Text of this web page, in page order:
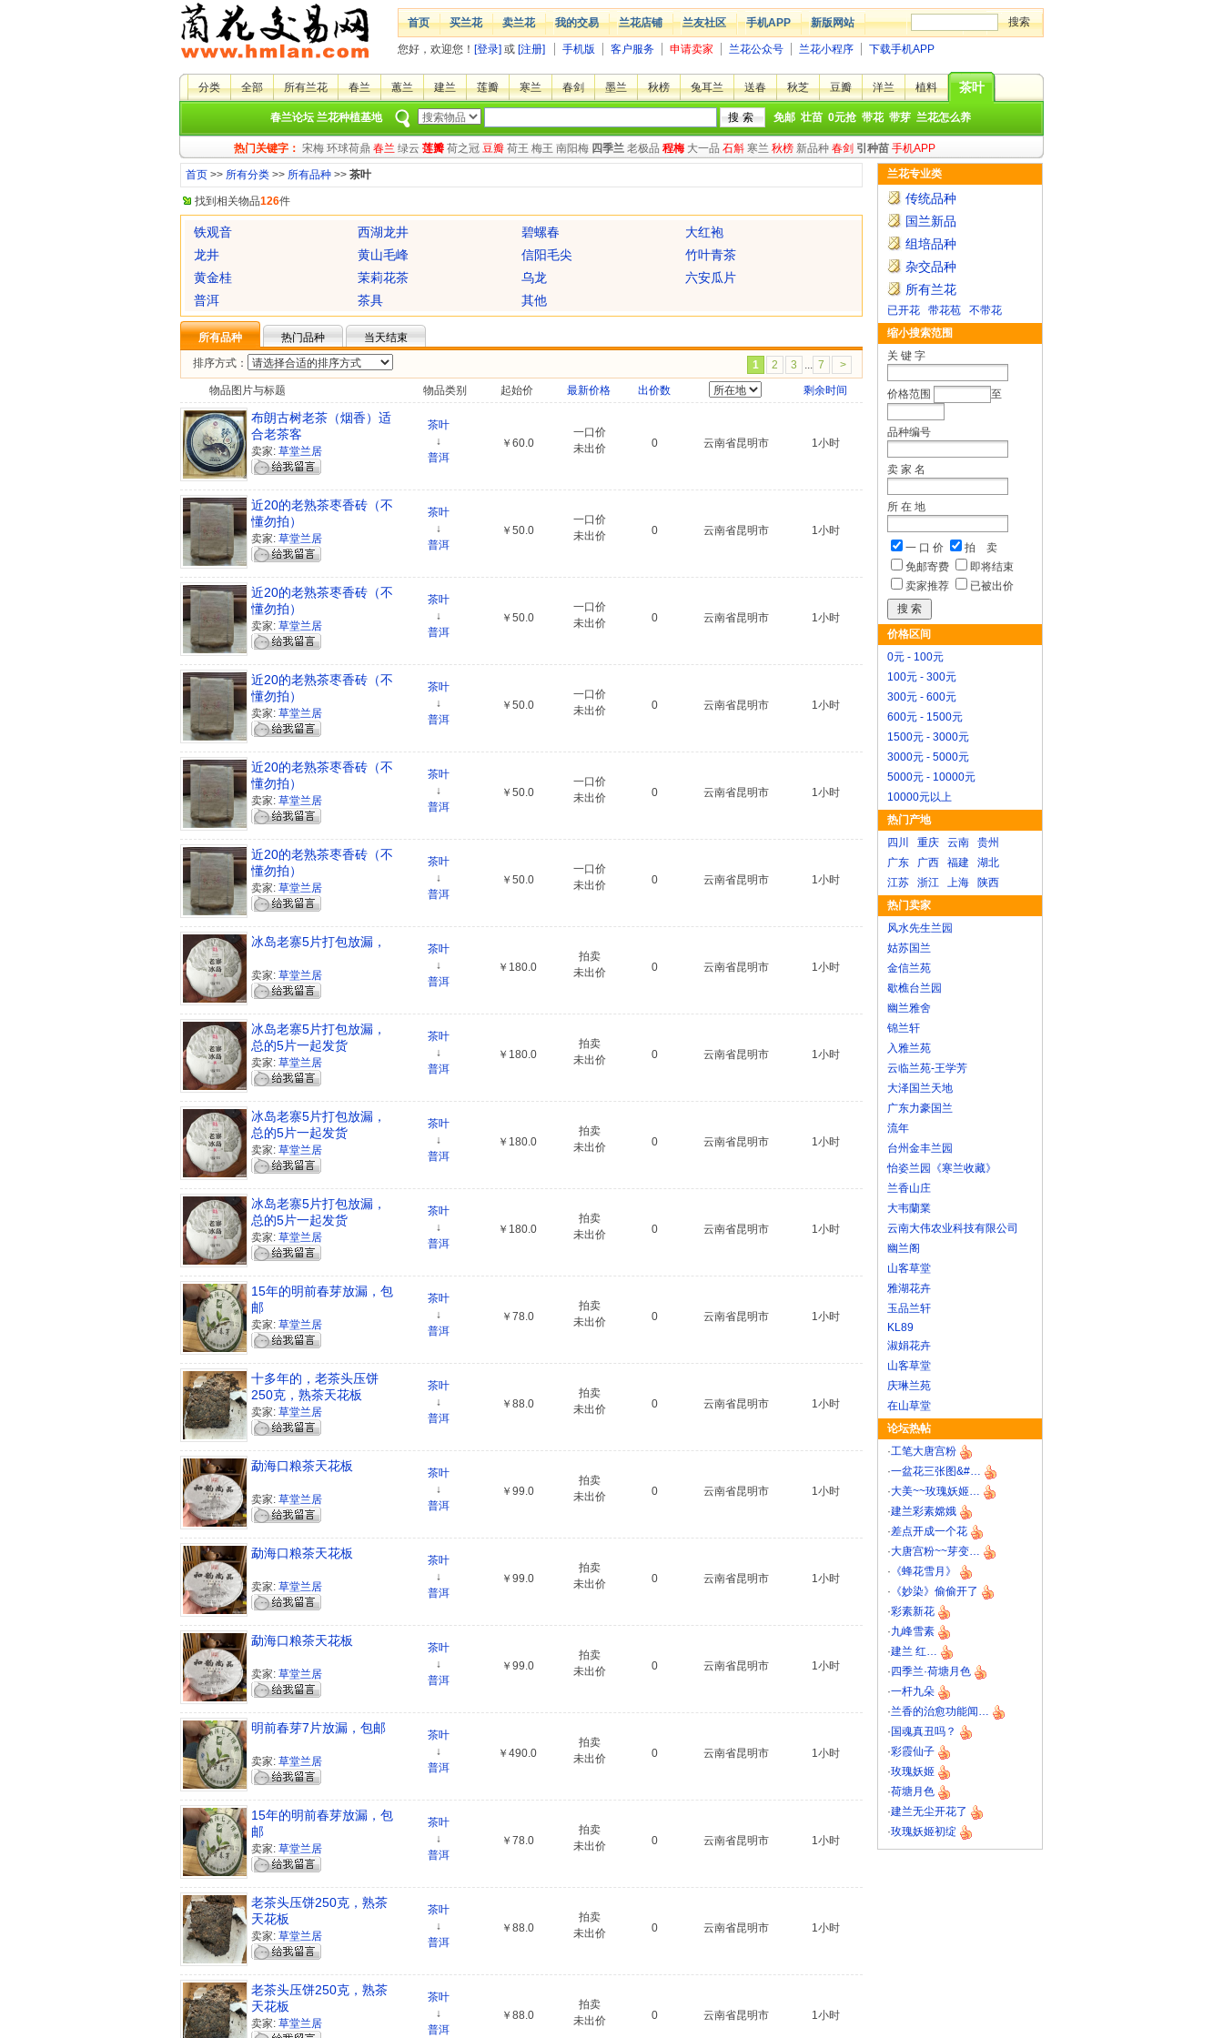
首页 买兰花 卖兰花 我的交易 兰花店铺 兰友社区 手机APP 新版网站
您好，欢迎您！ [登录] 或 [注册] 手机版 客户服务 申请卖家 兰花公众号 兰花小程序 下载手机APP
分类 全部 所有兰花 春兰 蕙兰 建兰 莲瓣 寒兰 春剑 墨兰 秋榜 兔耳兰 送春 秋芝 豆瓣 洋兰 植料 茶叶
春兰论坛 兰花种植基地 免邮 壮苗 0元抢 带花 带芽 兰花怎么养
热门关键字： 宋梅 环球荷鼎 春兰 绿云 莲瓣 荷之冠 豆瓣 荷王 梅王 南阳梅 四季兰 老极品 程梅 大一品 石斛 寒兰 秋榜 新品种 春剑 引种苗 手机APP
兰花专业类
传统品种
国兰新品
组培品种
杂交品种
所有兰花
已开花 带花苞
不带花
缩小搜索范围
关 键 字
价格范围 至
品种编号
卖 家 名
所 在 地
一 口 价
拍 卖
免邮寄费
即将结束
卖家推荐
已被出价
价格区间
0元 - 100元
100元 - 300元
300元 - 600元
600元 - 1500元
1500元 - 3000元
3000元 - 5000元
5000元 - 10000元
10000元以上
热门产地
四川
重庆 云南
贵州
广东
广西 福建
湖北
江苏
浙江 上海
陕西
热门卖家
风水先生兰园
姑苏国兰
金信兰苑
歇樵台兰园
幽兰雅舍
锦兰轩
入雅兰苑
云临兰苑-王学芳
大泽国兰天地
广东力豪国兰
流年
台州金丰兰园
怡姿兰园《寒兰收藏》
兰香山庄
大韦蘭業
云南大伟农业科技有限公司
幽兰阁
山客草堂
雅湖花卉
玉品兰轩
KL89
淑娟花卉
山客草堂
庆琳兰苑
在山草堂
论坛热帖
·工笔大唐宫粉
·一盆花三张图&#…
·大美~~玫瑰妖姬…
·建兰彩素嫦娥
·差点开成一个花
·大唐宫粉~~芽变…
· 《蜂花雪月》
· 《妙染》偷偷开了
·彩素新花
·九峰雪素
·建兰 红…
· 四季兰·荷塘月色
·一杆九朵
·兰香的治愈功能闻…
· 国魂真丑吗？
·彩霞仙子
·玫瑰妖姬
·荷塘月色
·建兰无尘开花了
·玫瑰妖姬初绽
首页 >> 所有分类 >> 所有品种 >> 茶叶
找到相关物品126件
铁观音 西湖龙井 碧螺春
大红袍
龙井
黄山毛峰 信阳毛尖
竹叶青茶
黄金桂
茉莉花茶 乌龙
六安瓜片
普洱
茶具 其他
所有品种 热门品种
当天结束
排序方式：
1 2 3 ... 7
>
物品图片与标题
物品类别 起始价 最新价格 出价数 剩余时间
布朗古树老茶（烟香）适
合老茶客
卖家: 草堂兰居
茶叶
↓
普洱
￥60.0
一口价
未出价
0 云南省昆明市 1小时
近20的老熟茶枣香砖（不
懂勿拍）
卖家: 草堂兰居
茶叶
↓
普洱
￥50.0
一口价
未出价
0 云南省昆明市 1小时
近20的老熟茶枣香砖（不
懂勿拍）
卖家: 草堂兰居
茶叶
↓
普洱
￥50.0
一口价
未出价
0 云南省昆明市 1小时
近20的老熟茶枣香砖（不
懂勿拍）
卖家: 草堂兰居
茶叶
↓
普洱
￥50.0
一口价
未出价
0 云南省昆明市 1小时
近20的老熟茶枣香砖（不
懂勿拍）
卖家: 草堂兰居
茶叶
↓
普洱
￥50.0
一口价
未出价
0 云南省昆明市 1小时
近20的老熟茶枣香砖（不
懂勿拍）
卖家: 草堂兰居
茶叶
↓
普洱
￥50.0
一口价
未出价
0 云南省昆明市 1小时
冰岛老寨5片打包放漏，
卖家: 草堂兰居
茶叶
↓
普洱
￥180.0
拍卖
未出价
0 云南省昆明市 1小时
冰岛老寨5片打包放漏，
总的5片一起发货
卖家: 草堂兰居
茶叶
↓
普洱
￥180.0
拍卖
未出价
0 云南省昆明市 1小时
冰岛老寨5片打包放漏，
总的5片一起发货
卖家: 草堂兰居
茶叶
↓
普洱
￥180.0
拍卖
未出价
0 云南省昆明市 1小时
冰岛老寨5片打包放漏，
总的5片一起发货
卖家: 草堂兰居
茶叶
↓
普洱
￥180.0
拍卖
未出价
0 云南省昆明市 1小时
15年的明前春芽放漏，包
邮
卖家: 草堂兰居
茶叶
↓
普洱
￥78.0
拍卖
未出价
0 云南省昆明市 1小时
十多年的，老茶头压饼
250克，熟茶天花板
卖家: 草堂兰居
茶叶
↓
普洱
￥88.0
拍卖
未出价
0 云南省昆明市 1小时
勐海口粮茶天花板
卖家: 草堂兰居
茶叶
↓
普洱
￥99.0
拍卖
未出价
0 云南省昆明市 1小时
勐海口粮茶天花板
卖家: 草堂兰居
茶叶
↓
普洱
￥99.0
拍卖
未出价
0 云南省昆明市 1小时
勐海口粮茶天花板
卖家: 草堂兰居
茶叶
↓
普洱
￥99.0
拍卖
未出价
0 云南省昆明市 1小时
明前春芽7片放漏，包邮
卖家: 草堂兰居
茶叶
↓
普洱
￥490.0
拍卖
未出价
0 云南省昆明市 1小时
15年的明前春芽放漏，包
邮
卖家: 草堂兰居
茶叶
↓
普洱
￥78.0
拍卖
未出价
0 云南省昆明市 1小时
老茶头压饼250克，熟茶
天花板
卖家: 草堂兰居
茶叶
↓
普洱
￥88.0
拍卖
未出价
0 云南省昆明市 1小时
老茶头压饼250克，熟茶
天花板
卖家: 草堂兰居
茶叶
↓
普洱
￥88.0
拍卖
未出价
0 云南省昆明市 1小时